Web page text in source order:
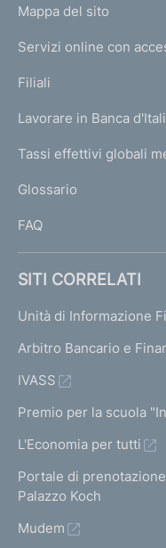
m
e
a
g
L
N
K
T
I
I
Mappa del sito
Servizi online con
Filiali
Lavorare in Banca
Tassi effettivi globali
Glossario
FAQ
SITI CORRELATI
Unità di Informazione
Arbitro Bancario e
IVASS
Premio per la scuola
L'Economia per tutti
Portale di
Palazzo Koch
Mudem